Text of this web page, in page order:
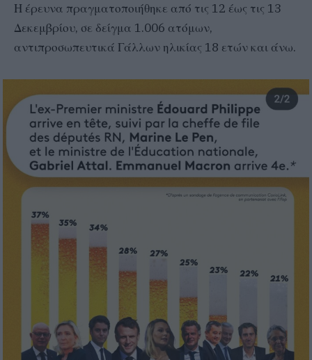
Η έρευνα πραγματοποιήθηκε από τις 12 έως τις 13
Δεκεμβρίου, σε δείγμα 1.006 ατόμων,
αντιπροσωπευτικά Γάλλων ηλικίας 18 ετών και άνω.